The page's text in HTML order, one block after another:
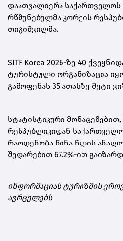
დაათვალიერა
რწმუნებულმა კორეის
თიგიშვილმა.
SITF Korea 2026-ზე 40
ტურისტული ორგანიზაცია
გამოფენას 35 ათასზე მეტი
სტატისტიკური
რესპუბლიკიდან
რაოდენობა წინა წლის
შედარებით 67.2%-ით
ინფორმაციას ტურიზმის
ავრცელებს